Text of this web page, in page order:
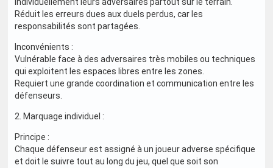
Réduit les erreurs dues aux duels perdus, car les
responsabilités sont partagées.
Inconvénients :
Vulnérable face à des adversaires très mobiles ou techniques
qui exploitent les espaces libres entre les zones.
Requiert une grande coordination et communication entre les
défenseurs.
2. Marquage individuel :
Principe :
Chaque défenseur est assigné à un joueur adverse spécifique
et doit le suivre tout au long du jeu, quel que soit son